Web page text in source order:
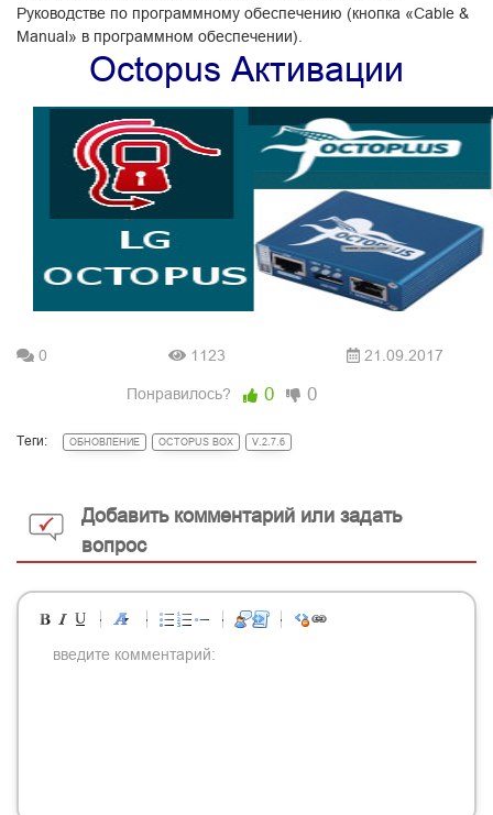
Руководстве по программному обеспечению (кнопка «Cable &
Manual» в программном обеспечении).
Octopus Активации
0 1123 21.09.2017
Понравилось? 0 0
Теги: ОБНОВЛЕНИЕ OCTOPUS BOX V.2.7.6
Добавить комментарий или задать
вопрос
-
-
-
-
-
-